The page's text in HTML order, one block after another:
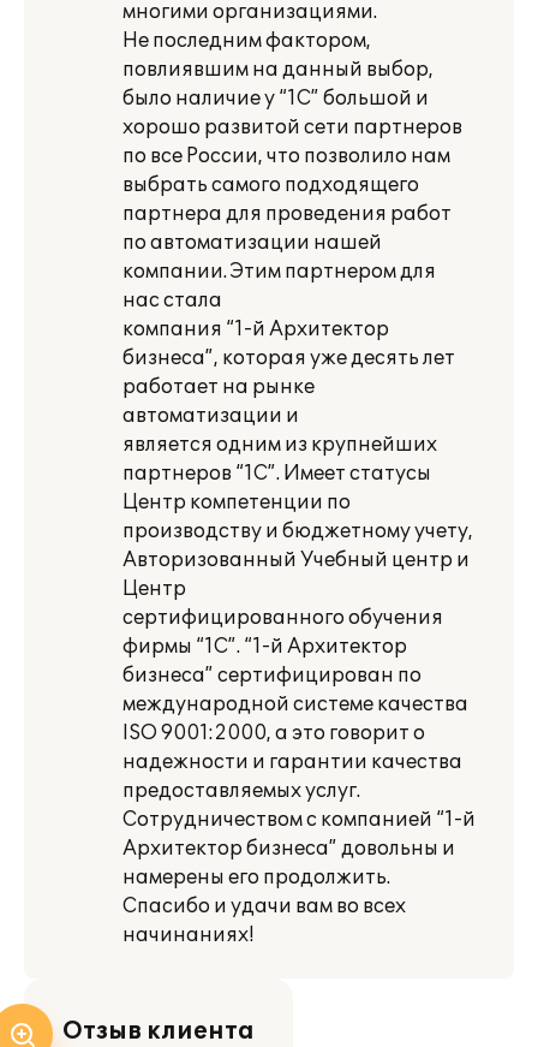
многими организациями.
Не последним фактором,
повлиявшим на данный выбор,
было наличие у “1С” большой и
хорошо развитой сети партнеров
по все России, что позволило нам
выбрать самого подходящего
партнера для проведения работ
по автоматизации нашей
компании. Этим партнером для
нас стала
компания “1-й Архитектор
бизнеса”, которая уже десять лет
работает на рынке
автоматизации и
является одним из крупнейших
партнеров “1С”. Имеет статусы
Центр компетенции по
производству и бюджетному учету,
Авторизованный Учебный центр и
Центр
сертифицированного обучения
фирмы “1С”. “1-й Архитектор
бизнеса” сертифицирован по
международной системе качества
ISO 9001:2000, а это говорит о
надежности и гарантии качества
предоставляемых услуг.
Сотрудничеством с компанией “1-й
Архитектор бизнеса” довольны и
намерены его продолжить.
Спасибо и удачи вам во всех
начинаниях!
Отзыв клиента